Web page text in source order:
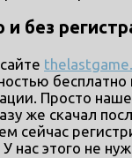
и без
Просто
же скачал
сейчас
У нас этого не